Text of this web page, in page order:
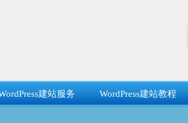
建站服务 WordPress建站教程